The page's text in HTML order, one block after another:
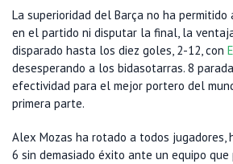
La superioridad del Barça no ha
en el partido ni disputar la final, la
disparado hasta los diez goles, 2-12, con
desesperando a los bidasotarras. 8
efectividad para el mejor portero del
primera parte.
Alex Mozas ha rotado a todos jugadores,
6 sin demasiado éxito ante un equipo que